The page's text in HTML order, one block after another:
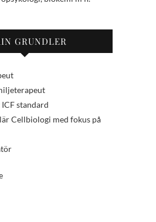
GRUNDLER
standard
Cellbiologi med fokus på